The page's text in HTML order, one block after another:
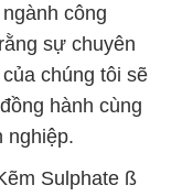
công
sự chuyên
chúng tôi sẽ
hành cùng
nghiệp.
Sulphate ß